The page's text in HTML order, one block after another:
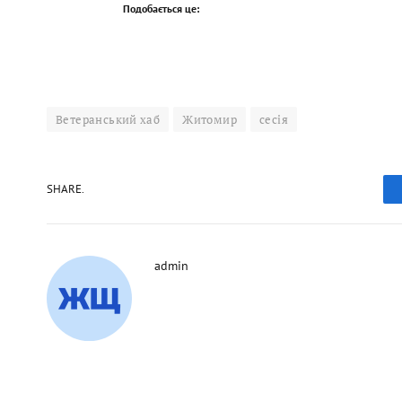
Подобається це:
Ветеранський хаб Житомир сесія
SHARE.
admin